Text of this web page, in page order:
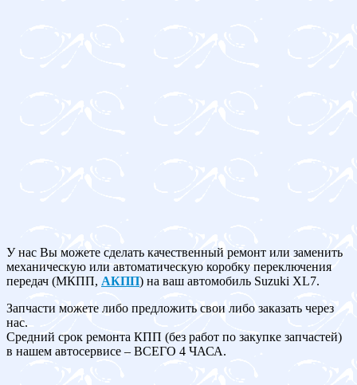
У нас Вы можете сделать качественный ремонт или заменить
механическую или автоматическую коробку переключения
передач (МКПП, АКПП) на ваш автомобиль Suzuki XL7.
Запчасти можете либо предложить свои либо заказать через
нас.
Средний срок ремонта КПП (без работ по закупке запчастей)
в нашем автосервисе – ВСЕГО 4 ЧАСА.